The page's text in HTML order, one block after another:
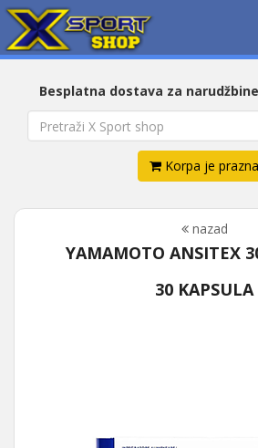
Besplatna dostava za
Korpa je prazna
nazad
YAMAMOTO ANSITEX
30 KAPSULA